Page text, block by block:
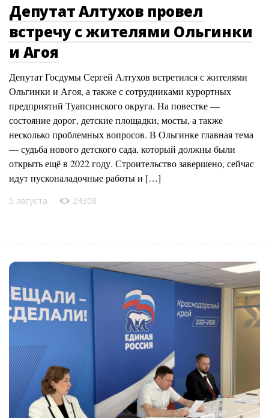
Депутат Алтухов провел
встречу с жителями Ольгинки
и Агоя
Депутат Госдумы Сергей Алтухов встретился с жителями
Ольгинки и Агоя, а также с сотрудниками курортных
предприятий Туапсинского округа. На повестке —
состояние дорог, детские площадки, мосты, а также
несколько проблемных вопросов. В Ольгинке главная тема
— судьба нового детского сада, который должны были
открыть ещё в 2022 году. Строительство завершено, сейчас
идут пусконаладочные работы и […]
5 августа 24308